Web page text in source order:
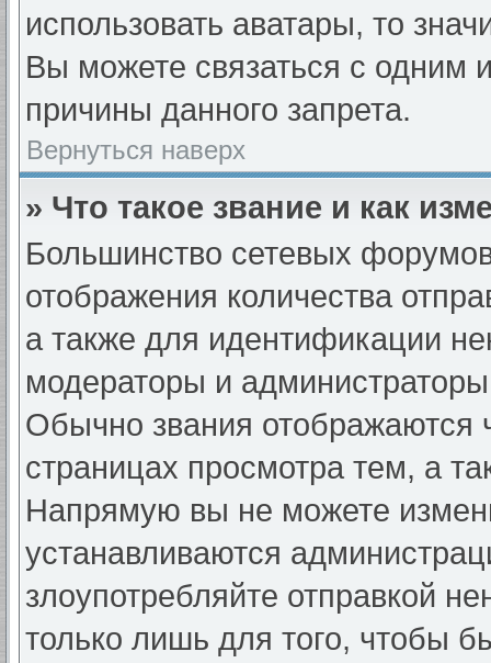
использовать аватары, то
Вы можете связаться с одним
причины данного запрета.
Вернуться наверх
» Что такое звание и как
Большинство сетевых
отображения количества
а также для идентификации
модераторы и
Обычно звания отображаются
страницах просмотра тем, а
Напрямую вы не можете
устанавливаются
злоупотребляйте отправкой
только лишь для того, чтобы